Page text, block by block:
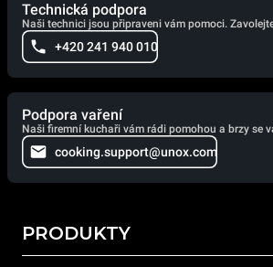
Technická podpora
Naši technici jsou připraveni vám pomoci.
+420 241 940 010
Podpora vaření
Naši firemní kuchaři vám rádi pomohou a brzy se
cooking.support@unox.com
PRODUKTY